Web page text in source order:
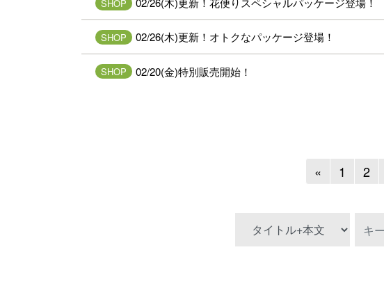
SHOP
SHOP 02/26(木)更新！オトクなパッケージ登場！
SHOP 02/20(金)特別販売開始！
«Previous
1 2